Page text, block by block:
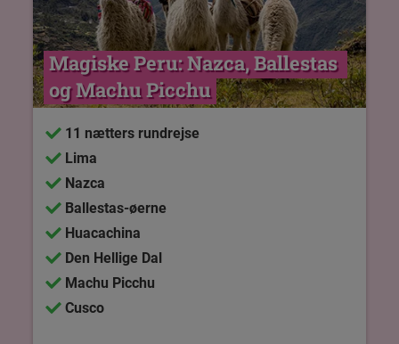
Magiske Peru: Nazca, Ballestas
og Machu Picchu
11 nætters rundrejse
Lima
Nazca
Ballestas-øerne
Huacachina
Den Hellige Dal
Machu Picchu
Cusco